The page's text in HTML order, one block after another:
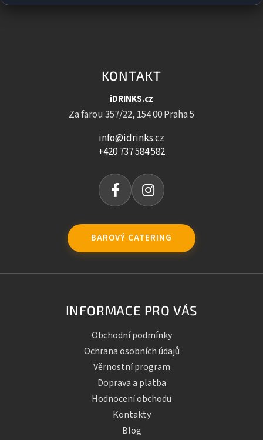
KONTAKT
iDRINKS.cz
Za farou 357/22, 154 00 Praha 5
info@idrinks.cz
+420 737 584 582
BAROVÝ CATERING
INFORMACE PRO VÁS
Obchodní podmínky
Ochrana osobních údajů
Věrnostní program
Doprava a platba
Hodnocení obchodu
Kontakty
Blog